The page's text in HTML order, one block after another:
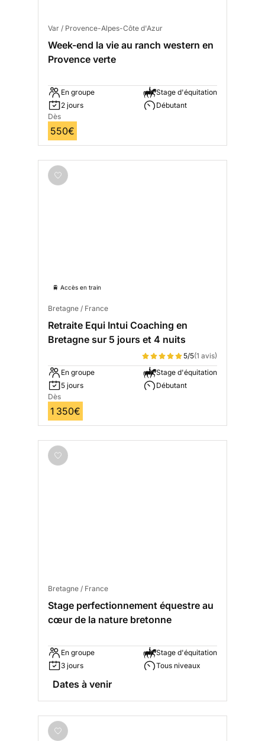
Var / Provence-Alpes-Côte d'Azur
Week-end la vie au ranch western en
Provence verte
En groupe
2 jours
Stage d'équitation
Débutant
Dès
550€
🚆 Accès en train
Bretagne / France
Retraite Equi Intui Coaching en
Bretagne sur 5 jours et 4 nuits
5/5(1 avis)
En groupe
5 jours
Stage d'équitation
Débutant
Dès
1 350€
Bretagne / France
Stage perfectionnement équestre au
cœur de la nature bretonne
En groupe
3 jours
Stage d'équitation
Tous niveaux
Dates à venir